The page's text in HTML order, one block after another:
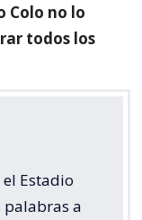
Colo no lo
todos los
Estadio
palabras a